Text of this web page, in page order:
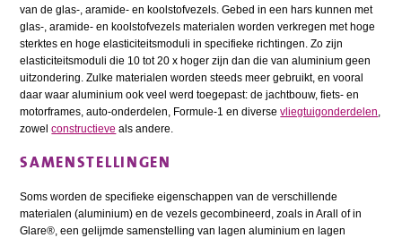
van de glas-, aramide- en koolstofvezels. Gebed in een hars kunnen met
glas-, aramide- en koolstofvezels materialen worden verkregen met hoge
sterktes en hoge elasticiteitsmoduli in specifieke richtingen. Zo zijn
elasticiteitsmoduli die 10 tot 20 x hoger zijn dan die van aluminium geen
uitzondering. Zulke materialen worden steeds meer gebruikt, en vooral
daar waar aluminium ook veel werd toegepast: de jachtbouw, fiets- en
motorframes, auto-onderdelen, Formule-1 en diversevliegtuigonderdelen
zowelconstructieve als andere.
SAMENSTELLINGEN
Soms worden de specifieke eigenschappen van de verschillende
materialen (aluminium) en de vezels gecombineerd, zoals in Arall of in
Glare®, een gelijmde samenstelling van lagen aluminium en lagen